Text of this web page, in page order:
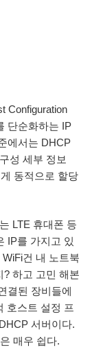
Configuration
단순화하는 IP
에서는 DHCP
성 세부 정보
동적으로 할당
LTE 휴대폰 등
IP를 가지고 있
건 내 노트북
? 하고 고민 해본
결된 장비들에
호스트 설정 프
서버이다.
매우 쉽다.